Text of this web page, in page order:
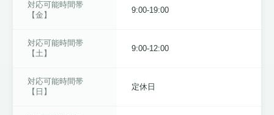
対応可能時間帯
【金】
9:00-19:00
対応可能時間帯
【土】
9:00-12:00
対応可能時間帯
【日】
定休日